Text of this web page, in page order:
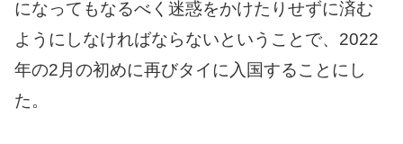
になってもなるべく迷惑をかけたりせずに済む
ようにしなければならないということで、2022
年の2月の初めに再びタイに入国することにし
た。